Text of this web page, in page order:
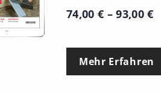
74,00 € –93,00€P
e
Mehr Erfahren